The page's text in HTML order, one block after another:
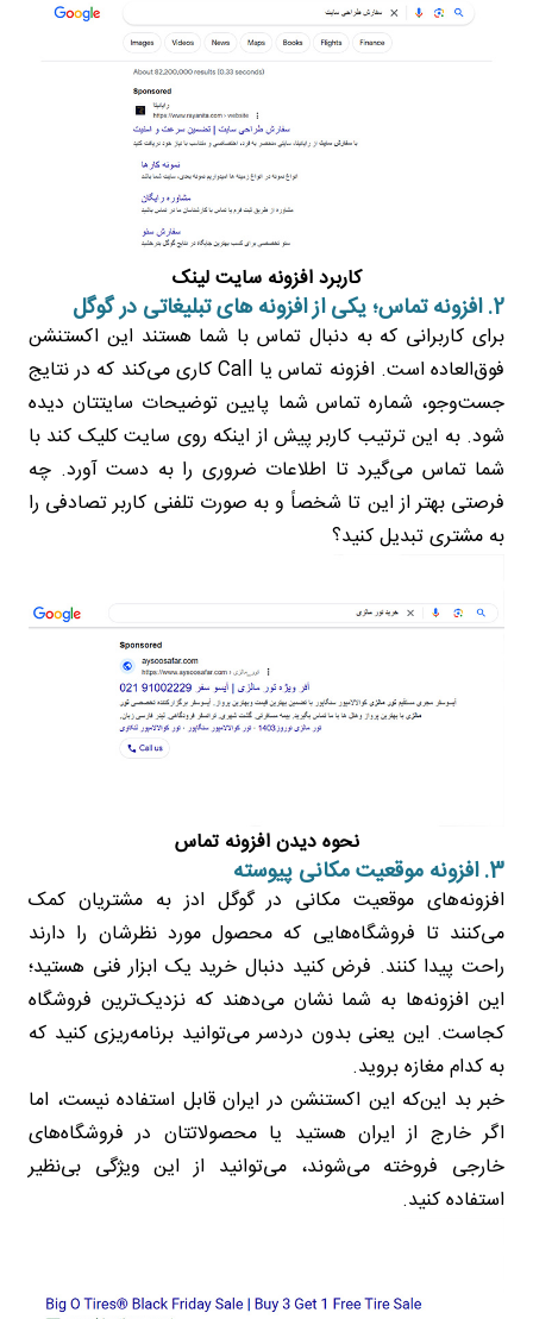
کاربرد افزونه سایت لینک
2. افزونه تماس؛ یکی از افزونه های تبلیغاتی در گوگل
برای کاربرانی که به دنبال تماس با شما هستند این اکستنشن
فوق‌العاده است. افزونه تماس یا Call کاری می‌کند که در نتایج
جست‌وجو، شماره تماس شما پایین توضیحات سایتتان دیده
شود. به این ترتیب کاربر پیش از اینکه روی سایت کلیک کند با
شما تماس می‌گیرد تا اطلاعات ضروری را به دست آورد. چه
فرصتی بهتر از این تا شخصاً و به صورت تلفنی کاربر تصادفی را
به مشتری تبدیل کنید؟
نحوه دیدن افزونه تماس
3. افزونه موقعیت مکانی پیوسته
افزونه‌های موقعیت مکانی در گوگل ادز به مشتریان کمک
می‌کنند تا فروشگاه‌هایی که محصول مورد نظرشان را دارند
راحت پیدا کنند. فرض کنید دنبال خرید یک ابزار فنی هستید؛
این افزونه‌ها به شما نشان می‌دهند که نزدیک‌ترین فروشگاه
کجاست. این یعنی بدون دردسر می‌توانید برنامه‌ریزی کنید که
به کدام مغازه بروید.
خبر بد این‌که این اکستنشن در ایران قابل استفاده نیست، اما
اگر خارج از ایران هستید یا محصولاتتان در فروشگاه‌های
خارجی فروخته می‌شوند، می‌توانید از این ویژگی بی‌نظیر
استفاده کنید.